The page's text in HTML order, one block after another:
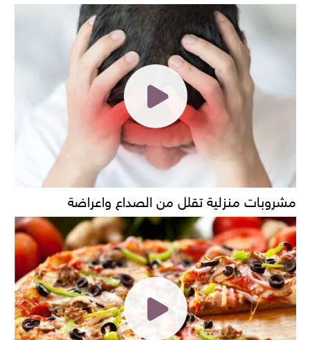
مشروبات منزلية تقلل من الصداع واعراضة